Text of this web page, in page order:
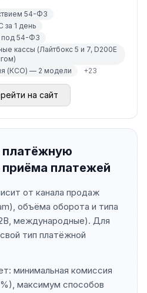
54-ФЗ
за 1 день
под 54-ФЗ
кассы (Лайтбокс 5 и 7, D200E
(КСО) — 2 модели
+23
на сайт
платёжную
платежей
от канала продаж
объёма оборота и типа
международные). Для
тип платёжной
минимальная комиссия
максимум способов